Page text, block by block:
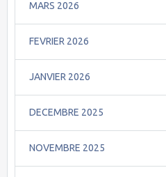
MARS 2026
FEVRIER 2026
JANVIER 2026
DECEMBRE 2025
NOVEMBRE 2025